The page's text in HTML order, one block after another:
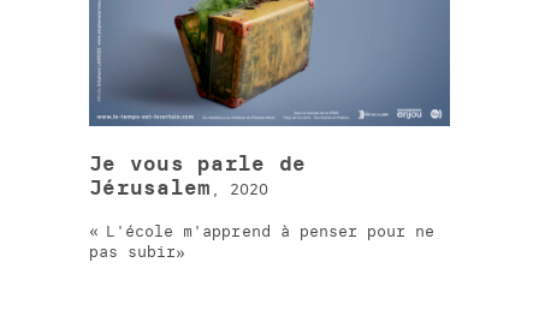
Je vous parle de
Jérusalem , 2020
L'école m'apprend à penser pour ne
pas subir